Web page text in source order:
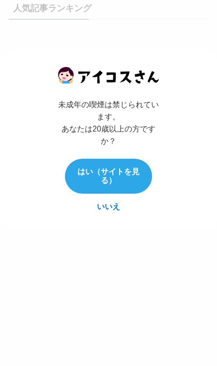
人気記事ランキング
未成年の喫煙は禁じられてい
ます。
あなたは20歳以上の方です
か？
はい（サイトを見
る）
いいえ